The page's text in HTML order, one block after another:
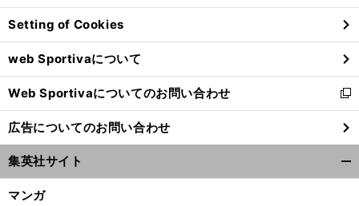
ン
ド
ウ
で
開
く
Setting of Cookies
web Sportivaについて
Web Sportivaについてのお問い合わせ
新
し
い
ウ
ィ
ン
広告についてのお問い合わせ
集英社サイト
マンガ